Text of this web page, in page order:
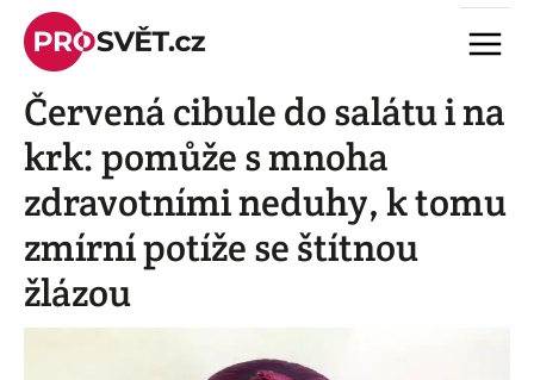
Skip
content
Menu
Červená cibule do salátu i na
krk: pomůže s mnoha
zdravotními neduhy, k tomu
zmírní potíže se štítnou
žlázou